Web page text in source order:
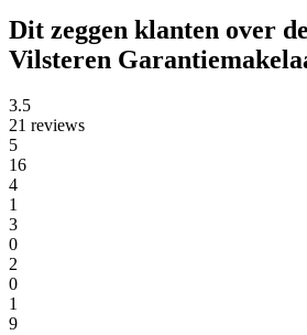
Dit zeggen klanten over
Vilsteren
3.5
21 reviews
5
16
4
1
3
0
2
0
1
9